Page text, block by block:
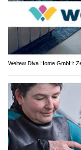
Weltew Diva Home GmbH: